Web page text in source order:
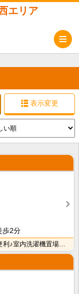
エリア
表示変更
歩2分
路面電車徒歩2分！大型スーパーも近く生活に便利♪室内洗濯機置場で冬でもお洗濯快適！ シャンプードレッ･･･